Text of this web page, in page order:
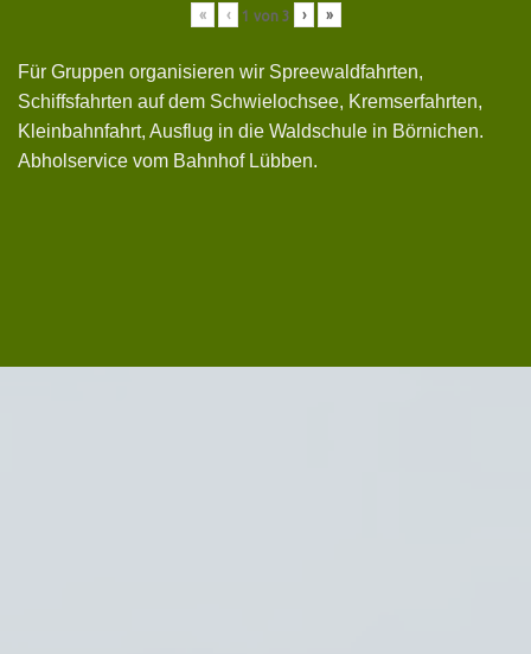
« ‹ 1 von 3 › »
Für Gruppen organisieren wir Spreewaldfahrten,
Schiffsfahrten auf dem Schwielochsee, Kremserfahrten,
Kleinbahnfahrt, Ausflug in die Waldschule in Börnichen.
Abholservice vom Bahnhof Lübben.